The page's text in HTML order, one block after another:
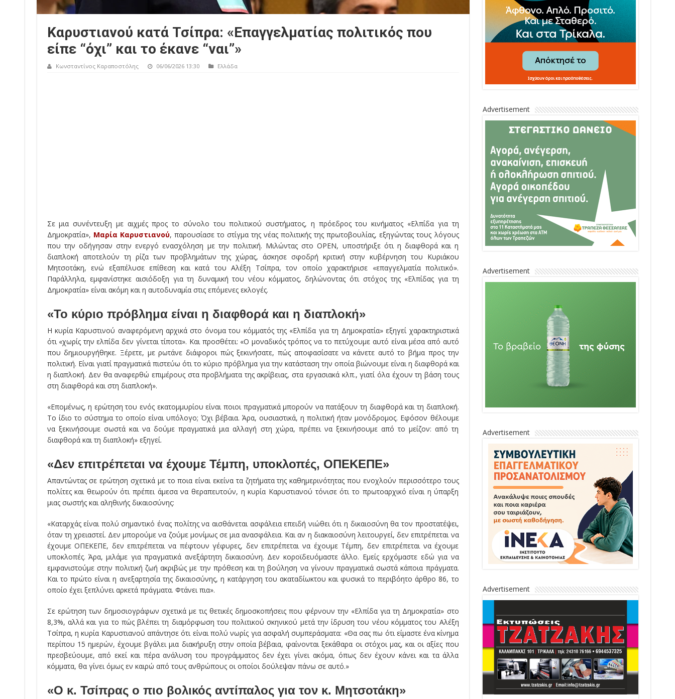
Καρυστιανού κατά Τσίπρα: «Επαγγελματίας πολιτικός που
είπε “όχι” και το έκανε “ναι”»
Κωνσταντίνος Καραποστόλης 06/06/2026 13:30 Ελλάδα
Σε μια συνέντευξη με αιχμές προς το σύνολο του πολιτικού συστήματος, η πρόεδρος του κινήματος «Ελπίδα για τη
Δημοκρατία», Μαρία Καρυστιανού, παρουσίασε το στίγμα της νέας πολιτικής της πρωτοβουλίας, εξηγώντας τους λόγους
που την οδήγησαν στην ενεργό ενασχόληση με την πολιτική. Μιλώντας στο OPEN, υποστήριξε ότι η διαφθορά και η
διαπλοκή αποτελούν τη ρίζα των προβλημάτων της χώρας, άσκησε σφοδρή κριτική στην κυβέρνηση του Κυριάκου
Μητσοτάκη, ενώ εξαπέλυσε επίθεση και κατά του Αλέξη Τσίπρα, τον οποίο χαρακτήρισε «επαγγελματία πολιτικό».
Παράλληλα, εμφανίστηκε αισιόδοξη για τη δυναμική του νέου κόμματος, δηλώνοντας ότι στόχος της «Ελπίδας για τη
Δημοκρατία» είναι ακόμη και η αυτοδυναμία στις επόμενες εκλογές.
«Το κύριο πρόβλημα είναι η διαφθορά και η διαπλοκή»
Η κυρία Καρυστινού αναφερόμενη αρχικά στο όνομα του κόμματός της «Ελπίδα για τη Δημοκρατία» εξηγεί χαρακτηριστικά
ότι «χωρίς την ελπίδα δεν γίνεται τίποτα». Και προσθέτει: «Ο μοναδικός τρόπος να το πετύχουμε αυτό είναι μέσα από αυτό
που δημιουργήθηκε. Ξέρετε, με ρωτάνε διάφοροι πώς ξεκινήσατε, πώς αποφασίσατε να κάνετε αυτό το βήμα προς την
πολιτική. Είναι γιατί πραγματικά πιστεύω ότι το κύριο πρόβλημα για την κατάσταση την οποία βιώνουμε είναι η διαφθορά και
η διαπλοκή. Δεν θα αναφερθώ επιμέρους στα προβλήματα της ακρίβειας, στα εργασιακά κλπ., γιατί όλα έχουν τη βάση τους
στη διαφθορά και στη διαπλοκή».
«Επομένως, η ερώτηση του ενός εκατομμυρίου είναι ποιοι πραγματικά μπορούν να πατάξουν τη διαφθορά και τη διαπλοκή.
Το ίδιο το σύστημα το οποίο είναι υπόλογο; Όχι βέβαια. Άρα, ουσιαστικά, η πολιτική ήταν μονόδρομος. Εφόσον θέλουμε
να ξεκινήσουμε σωστά και να δούμε πραγματικά μια αλλαγή στη χώρα, πρέπει να ξεκινήσουμε από το μείζον: από τη
διαφθορά και τη διαπλοκή» εξηγεί.
«Δεν επιτρέπεται να έχουμε Τέμπη, υποκλοπές, ΟΠΕΚΕΠΕ»
Απαντώντας σε ερώτηση σχετικά με το ποια είναι εκείνα τα ζητήματα της καθημερινότητας που ενοχλούν περισσότερο τους
πολίτες και θεωρούν ότι πρέπει άμεσα να θεραπευτούν, η κυρία Καρυστιανού τόνισε ότι το πρωτοαρχικό είναι η ύπαρξη
μιας σωστής και αληθινής δικαιοσύνης:
«Καταρχάς είναι πολύ σημαντικό ένας πολίτης να αισθάνεται ασφάλεια επειδή νιώθει ότι η δικαιοσύνη θα τον προστατέψει,
όταν τη χρειαστεί. Δεν μπορούμε να ζούμε μονίμως σε μια ανασφάλεια. Και αν η διακαιοσύνη λειτουργεί, δεν επιτρέπεται να
έχουμε ΟΠΕΚΕΠΕ, δεν επιτρέπεται να πέφτουν γέφυρες, δεν επιτρέπεται να έχουμε Τέμπη, δεν επιτρέπεται να έχουμε
υποκλοπές. Άρα, μιλάμε για πραγματικά ανεξάρτητη δικαιοσύνη. Δεν κοροϊδευόμαστε άλλο. Εμείς ερχόμαστε εδώ για να
εμφανιστούμε στην πολιτική ζωή ακριβώς με την πρόθεση και τη βούληση να γίνουν πραγματικά σωστά κάποια πράγματα.
Και το πρώτο είναι η ανεξαρτησία της δικαιοσύνης, η κατάργηση του ακαταδίωκτου και φυσικά το περιβόητο άρθρο 86, το
οποίο έχει ξεπλύνει αρκετά πράγματα. Φτάνει πια».
Σε ερώτηση των δημοσιογράφων σχετικά με τις θετικές δημοσκοπήσεις που φέρνουν την «Ελπίδα για τη Δημοκρατία» στο
8,3%, αλλά και για το πώς βλέπει τη διαμόρφωση του πολιτικού σκηνικού μετά την ίδρυση του νέου κόμματος του Αλέξη
Τσίπρα, η κυρία Καρυστιανού απάντησε ότι είναι πολύ νωρίς για ασφαλή συμπεράσματα: «Θα σας πω ότι είμαστε ένα κίνημα
περίπου 15 ημερών, έχουμε βγάλει μια διακήρυξη στην οποία βέβαια, φαίνονται ξεκάθαρα οι στόχοι μας, και οι αξίες που
πρεσβεύουμε, από εκεί και πέρα ανάλυση του προγράμματος δεν έχει γίνει ακόμα, όπως δεν έχουν κάνει και τα άλλα
κόμματα, θα γίνει όμως εν καιρώ από τους ανθρώπους οι οποίοι δούλεψαν πάνω σε αυτό.»
«Ο κ. Τσίπρας ο πιο βολικός αντίπαλος για τον κ. Μητσοτάκη»
Advertisement
Advertisement
Advertisement
Advertisement